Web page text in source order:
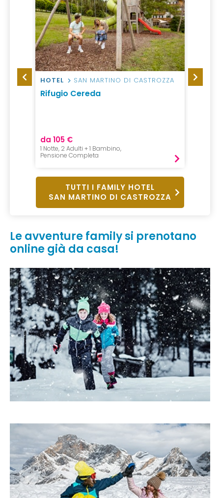
HOTEL SAN MARTINO DI CASTROZZA
Rifugio Cereda
da 105 €
1 Notte, 2 Adulti + 1 Bambino,
Pensione Completa
TUTTI I FAMILY HOTEL
SAN MARTINO DI CASTROZZA
Le avventure family si prenotano
online già da casa!